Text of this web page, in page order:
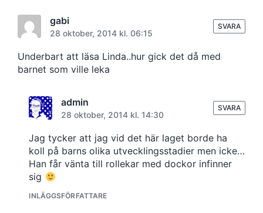
gabi
28 oktober, 2014 kl. 06:15
Underbart att läsa Linda..hur gick det då med
barnet som ville leka
SVARA
admin
28 oktober, 2014 kl. 14:30
Jag tycker att jag vid det här laget borde ha
koll på barns olika utvecklingsstadier men icke…
Han får vänta till rollekar med dockor infinner
sig
INLÄGGSFÖRFATTARE
SVARA